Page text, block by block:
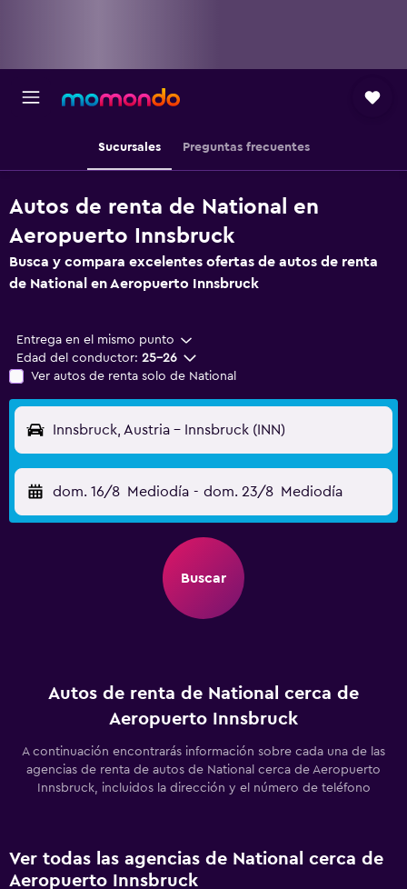
Sucursales Preguntas frecuentes
Autos de renta de National en
Aeropuerto Innsbruck
Busca y compara excelentes ofertas de autos de renta
de National en Aeropuerto Innsbruck
Entrega en el mismo punto
Edad del conductor: 25-26
Ver autos de renta solo de National
Innsbruck, Austria - Innsbruck (INN)
dom. 16/8 Mediodía - dom. 23/8 Mediodía
Buscar
Autos de renta de National cerca de
Aeropuerto Innsbruck
A continuación encontrarás información sobre cada una de las
agencias de renta de autos de National cerca de Aeropuerto
Innsbruck, incluidos la dirección y el número de teléfono
Ver todas las agencias de National cerca de
Aeropuerto Innsbruck